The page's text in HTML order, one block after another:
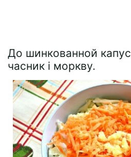
До шинкованной
часник і моркву.